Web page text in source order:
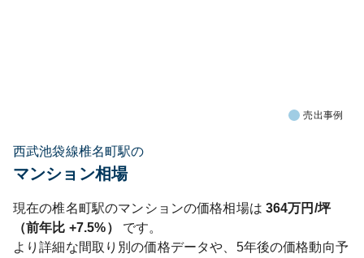
売出事例
西武池袋線椎名町駅の
マンション相場
現在の椎名町駅のマンションの価格相場は 364万円/坪
（前年比 +7.5%）
です。
より詳細な間取り別の価格データや、5年後の価格動向予